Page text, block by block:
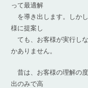
って最適解
を導き出します。しか
様に提案し
ても、お客様が実行し
かありません。
昔は、お客様の理解の
出のみで高